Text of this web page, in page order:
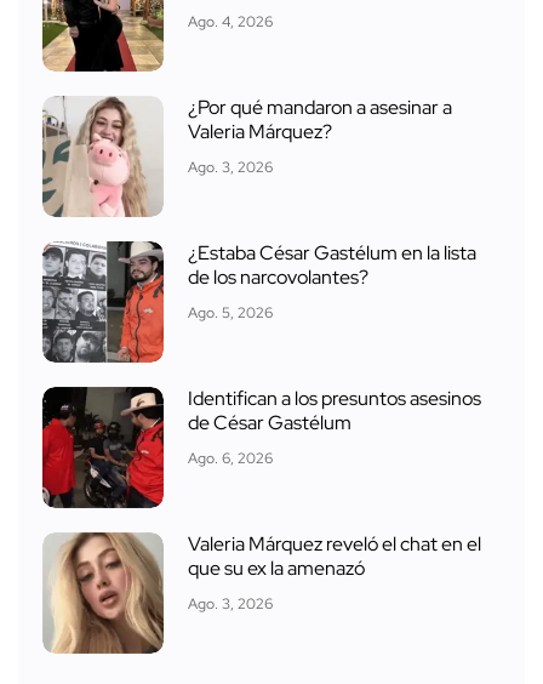
Ago. 4, 2026
¿Por qué mandaron a asesinar a
Valeria Márquez?
Ago. 3, 2026
¿Estaba César Gastélum en la lista
de los narcovolantes?
Ago. 5, 2026
Identifican a los presuntos asesinos
de César Gastélum
Ago. 6, 2026
Valeria Márquez reveló el chat en el
que su ex la amenazó
Ago. 3, 2026